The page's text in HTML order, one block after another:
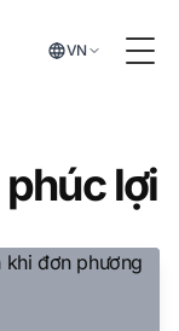
VN
lợi